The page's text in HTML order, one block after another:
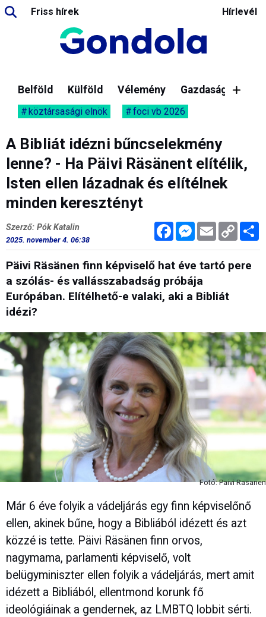
Friss hírek Hírlevél
Belföld Külföld Vélemény Gazdaság
köztársasági elnök foci vb 2026
A Bibliát idézni bűncselekmény
lenne? - Ha Päivi Räsänent elítélik,
Isten ellen lázadnak és elítélnek
minden keresztényt
FacebookMessenger
Email Copy
Link
Szerző: Pók Katalin
2025. november 4. 06:38
Päivi Räsänen finn képviselő hat éve tartó pere
a szólás- és vallásszabadság próbája
Európában. Elítélhető-e valaki, aki a Bibliát
idézi?
Fotó: Paivi Rasanen
Már 6 éve folyik a vádeljárás egy finn képviselőnő
ellen, akinek bűne, hogy a Bibliából idézett és azt
közzé is tette. Päivi Räsänen finn orvos,
nagymama, parlamenti képviselő, volt
belügyminiszter ellen folyik a vádeljárás, mert amit
idézett a Bibliából, ellentmond korunk fő
ideológiáinak a gendernek, az LMBTQ lobbit sérti.